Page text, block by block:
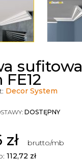
sufitowa
FE12
Decor System
DOSTĘPNY
zł
brutto/mb
112,72 zł